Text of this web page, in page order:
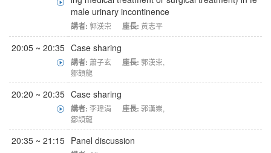
male urinary incontinence
講者: 郭漢崇 座長: 黃志平
20:05 ~ 20:35 Case sharing
講者: 蕭子玄 座長: 郭漢崇,
鄒頡龍
20:20 ~ 20:35 Case sharing
講者: 李瑋涓 座長: 郭漢崇,
鄒頡龍
20:35 ~ 21:15 Panel discussion